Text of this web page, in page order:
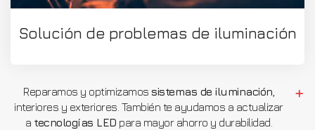
Solución de problemas de iluminación
Reparamos y optimizamos sistemas de iluminación
interiores y exteriores. También te ayudamos a actualizar
a tecnologías LED para mayor ahorro y durabilidad.